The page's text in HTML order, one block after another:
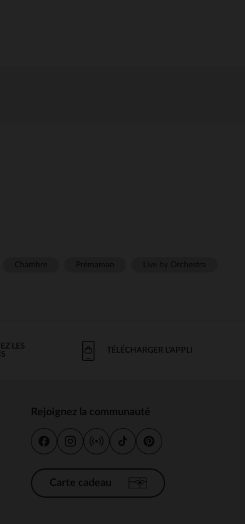
LES
TÉLÉCHARGER L'APPLI
Rejoignez la communauté
Carte cadeau